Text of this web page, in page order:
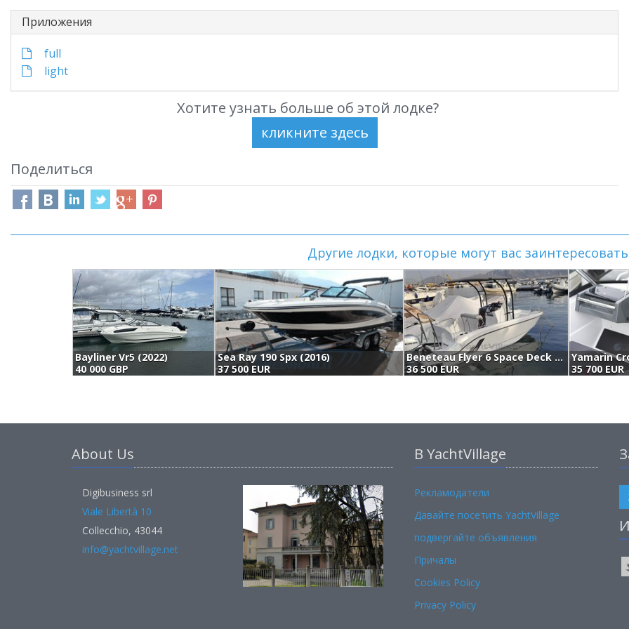
Приложения
full
light
Хотите узнать больше об этой лодке?
Поделиться
Другие лодки, которые могут вас
Bayliner Vr5 (2022)
40 000 GBP
Sea Ray 190 Spx (2016)
37 500 EUR
Beneteau Flyer 6 Space Deck (2022)
36 500 EUR
Yamarin
35 700 EUR
About Us
Digibusiness srl
Viale Libertà 10
Collecchio, 43044
info@yachtvillage.net
В YachtVillage
Рекламодатели
Давайте посетить YachtVillage
подвергайте объявления
Причалы
Cookies Policy
Privacy Policy